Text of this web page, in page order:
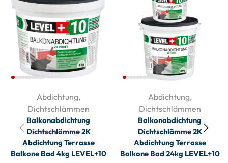
Abdichtung,
Dichtschlämmen
Balkonabdichtung
Dichtschlämme 2K
Abdichtung Terrasse
Balkone Bad 4kg LEVEL+10
Abdichtung,
Dichtschlämmen
Balkonabdichtung
Dichtschlämme 2K
Abdichtung Terrasse
Balkone Bad 24kg LEVEL+10